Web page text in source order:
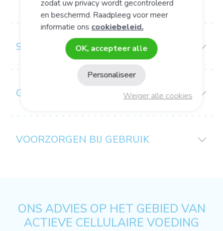
SAMENSTELLING
GEBRUIKS-/CONSERVERINGSADVIES:
VOORZORGEN BIJ GEBRUIK
ONS ADVIES OP HET GEBIED VAN
ACTIEVE CELLULAIRE VOEDING
zodat uw privacy wordt gecontroleerd
en beschermd. Raadpleeg voor meer
informatie ons cookiebeleid.
OK, accepteer alle
Weiger alle cookies
Personaliseer